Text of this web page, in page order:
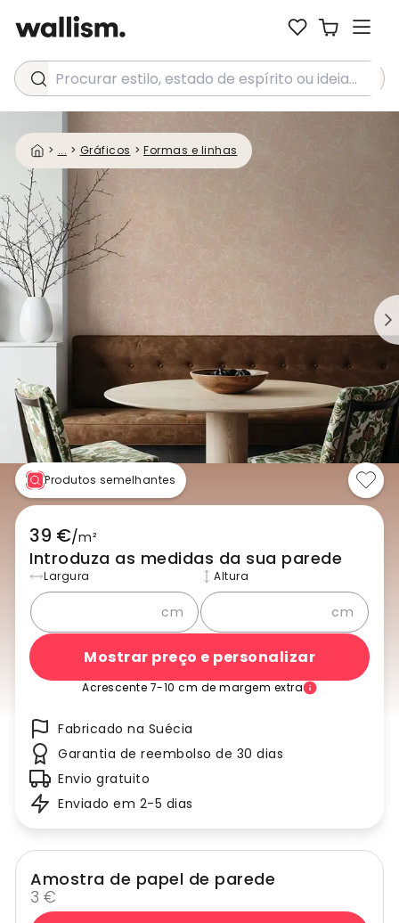
Procurar estilo, estado de espírito ou ideia...
> ... > Gráficos > Formas e linhas
Produtos semelhantes
39 €/m²
Introduza as medidas da sua parede
Largura
cm
Altura
cm
Mostrar preço e personalizar
Acrescente 7-10 cm de margem extra
Fabricado na Suécia
Garantia de reembolso de 30 dias
Envio gratuito
Enviado em 2-5 dias
Amostra de papel de parede
3 €